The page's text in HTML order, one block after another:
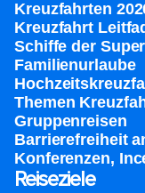
Kreuzfahrten
Kreuzfahrt
Schiffe der
Familienurlaube​
Themen
Gruppenreisen
Barrierefreiheit
Konferenzen,
Reiseziele